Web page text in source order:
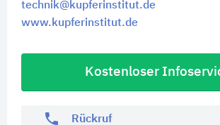
technik@kupferinstitut.de
www.kupferinstitut.de
Kostenloser
phone Rückruf